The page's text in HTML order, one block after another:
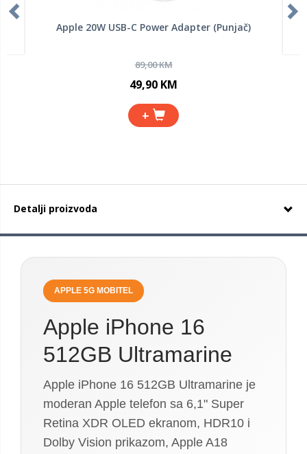
Apple 20W USB-C Power Adapter (Punjač)
89,00 KM
49,90 KM
+
Detalji proizvoda
APPLE 5G MOBITEL
Apple iPhone 16
512GB Ultramarine
Apple iPhone 16 512GB Ultramarine je
moderan Apple telefon sa 6,1" Super
Retina XDR OLED ekranom, HDR10 i
Dolby Vision prikazom, Apple A18